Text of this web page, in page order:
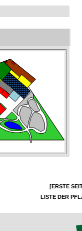
[ERSTE
LISTE DER